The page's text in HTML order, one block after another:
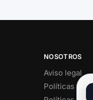
NOSOTROS
Aviso legal
Políticas de